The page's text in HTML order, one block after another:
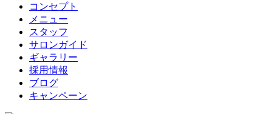
コンセプト
メニュー
スタッフ
サロンガイド
ギャラリー
採用情報
ブログ
キャンペーン